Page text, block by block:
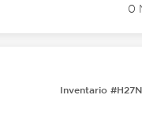
0
Inventario